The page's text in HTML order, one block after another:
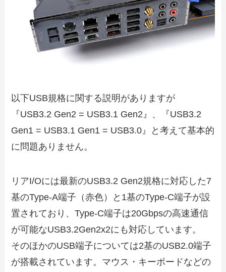
以下USB規格に関する説明がありますが
『USB3.2 Gen2 = USB3.1 Gen2』、『USB3.2
Gen1 = USB3.1 Gen1 = USB3.0』と考えて基本的
に問題ありません。
リアI/Oには最新のUSB3.2 Gen2規格に対応した7
基のType-A端子（赤色）と1基のType-C端子が設
置されており、Type-C端子は20Gbpsの高速通信
が可能なUSB3.2Gen2x2にも対応しています。
そのほかのUSB端子については2基のUSB2.0端子
が搭載されています。マウス・キーボードなどの